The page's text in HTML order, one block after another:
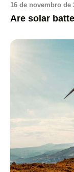
16 de novembro de
Are solar